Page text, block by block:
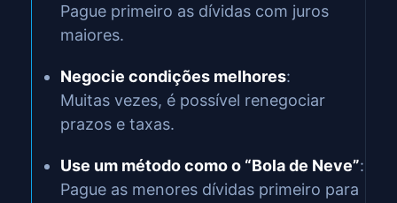
Pague primeiro as dívidas com juros
maiores.
Negocie condições melhores:
Muitas vezes, é possível renegociar
prazos e taxas.
Use um método como o “Bola de Neve”:
Pague as menores dívidas primeiro para